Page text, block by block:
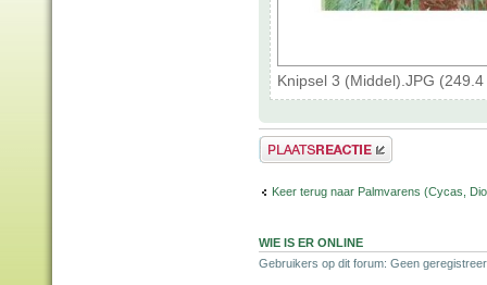
Knipsel 3 (Middel).JPG
Plaats een reactie
Keer terug naar Palmvarens (Cycas,
WIE IS ER ONLINE
Gebruikers op dit forum: Geen